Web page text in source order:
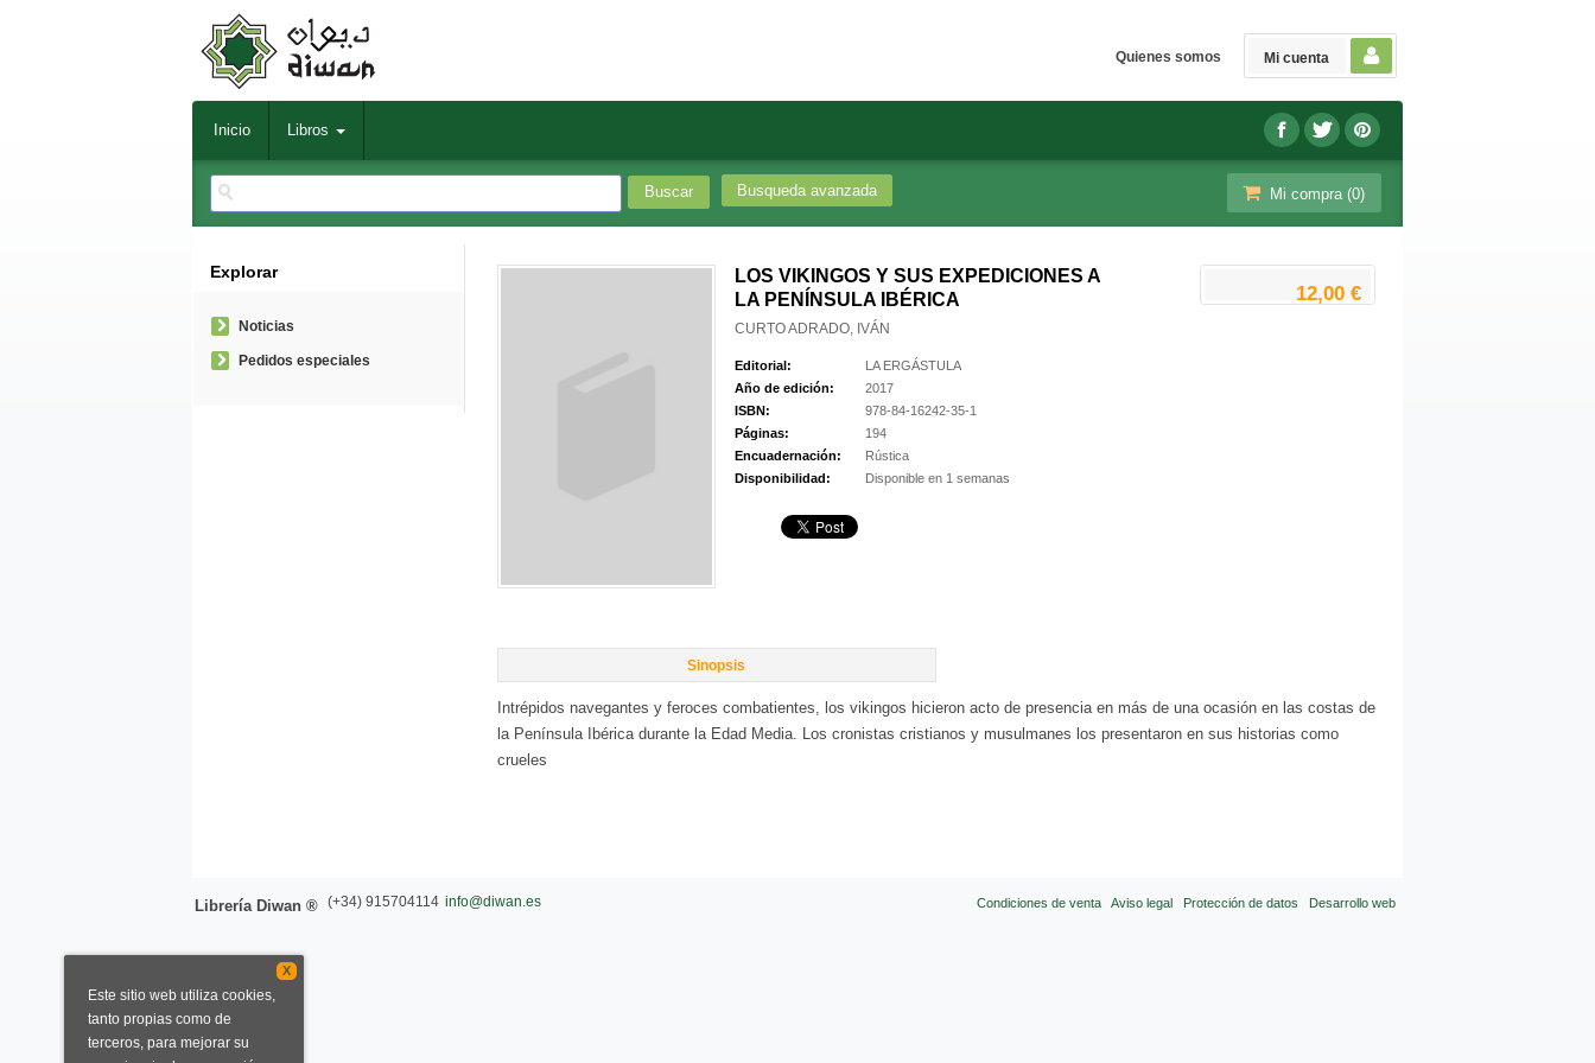
Mi cuenta
Quienes somos
Inicio Libros
Busqueda avanzada Mi compra (0)
LOS VIKINGOS Y SUS EXPEDICIONES A
LA PENÍNSULA IBÉRICA
CURTO ADRADO, IVÁN
Editorial:
LA ERGÁSTULA
Año de edición:
2017
ISBN:
978-84-16242-35-1
Páginas:
194
Encuadernación:
Rústica
Disponibilidad:
Disponible en 1 semanas
12,00 €
Sinopsis
Intrépidos navegantes y feroces combatientes, los vikingos hicieron acto de presencia en más de una ocasión en las costas de
la Península Ibérica durante la Edad Media. Los cronistas cristianos y musulmanes los presentaron en sus historias como
crueles
Explorar
Noticias
Pedidos especiales
Condiciones de venta Aviso legal Protección de datos Desarrollo web
Librería Diwan ® (+34) 915704114 info@diwan.es
X
Este sitio web utiliza cookies,
tanto propias como de
terceros, para mejorar su